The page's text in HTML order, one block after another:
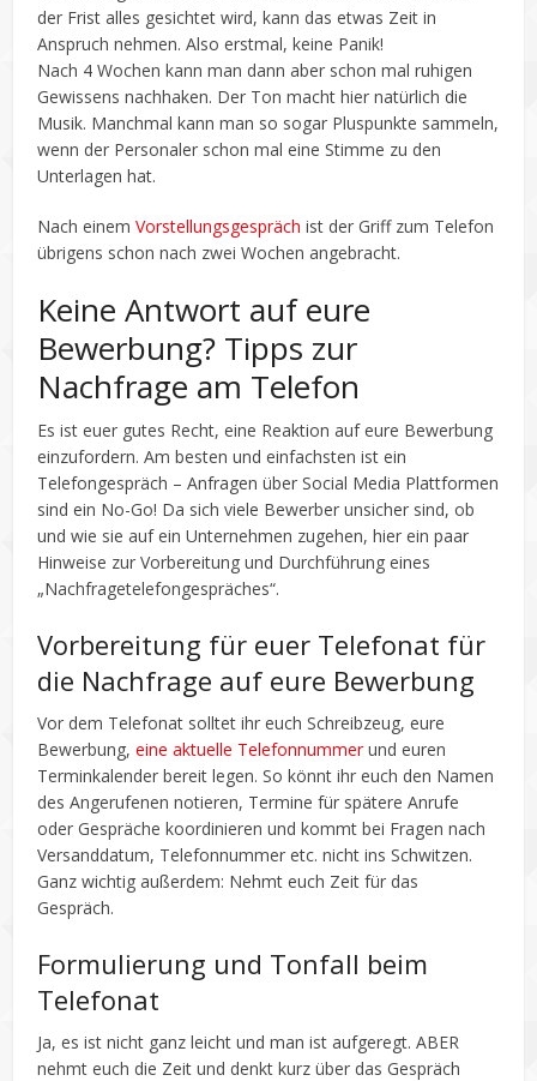
der Frist alles gesichtet wird, kann das etwas Zeit in
Anspruch nehmen. Also erstmal, keine Panik!
Nach 4 Wochen kann man dann aber schon mal ruhigen
Gewissens nachhaken. Der Ton macht hier natürlich die
Musik. Manchmal kann man so sogar Pluspunkte sammeln,
wenn der Personaler schon mal eine Stimme zu den
Unterlagen hat.
Nach einemVorstellungsgespräch ist der Griff zum Telefon
übrigens schon nach zwei Wochen angebracht.
Keine Antwort auf eure
Bewerbung? Tipps zur
Nachfrage am Telefon
Es ist euer gutes Recht, eine Reaktion auf eure Bewerbung
einzufordern. Am besten und einfachsten ist ein
Telefongespräch – Anfragen über Social Media Plattformen
sind ein No-Go! Da sich viele Bewerber unsicher sind, ob
und wie sie auf ein Unternehmen zugehen, hier ein paar
Hinweise zur Vorbereitung und Durchführung eines
„Nachfragetelefongespräches“.
Vorbereitung für euer Telefonat für
die Nachfrage auf eure Bewerbung
Vor dem Telefonat solltet ihr euch Schreibzeug, eure
Bewerbung,eine aktuelle Telefonnummerund euren
Terminkalender bereit legen. So könnt ihr euch den Namen
des Angerufenen notieren, Termine für spätere Anrufe
oder Gespräche koordinieren und kommt bei Fragen nach
Versanddatum, Telefonnummer etc. nicht ins Schwitzen.
Ganz wichtig außerdem: Nehmt euch Zeit für das
Gespräch.
Formulierung und Tonfall beim
Telefonat
Ja, es ist nicht ganz leicht und man ist aufgeregt. ABER
nehmt euch die Zeit und denkt kurz über das Gespräch